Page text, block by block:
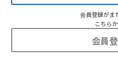
会員登録がま
こちら
会員